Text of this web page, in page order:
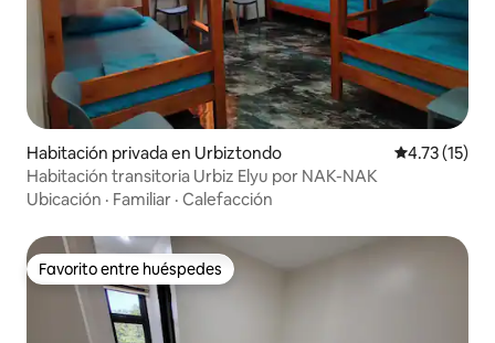
Habitación privada en Urbiztondo Calificación
4.73 (15)
Habitación transitoria Urbiz Elyu por NAK-NAK
Ubicación · Familiar · Calefacción
Favorito entre huéspedes
Favorito entre huéspedes